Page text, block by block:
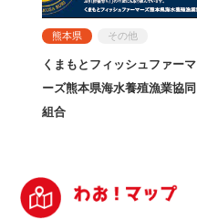
熊本県 その他
くまもとフィッシュファーマ
ーズ熊本県海水養殖漁業協同
組合